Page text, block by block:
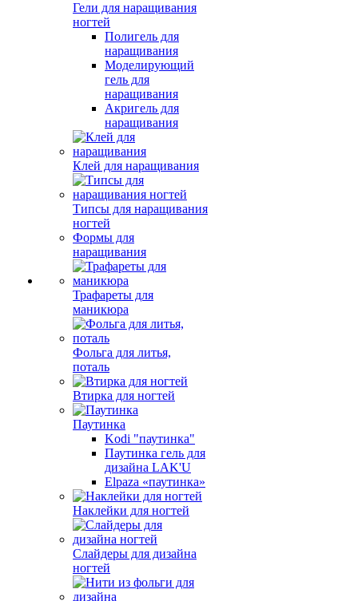
Гели для наращивания
ногтей
Полигель для
наращивания
Моделирующий
гель для
наращивания
Акригель для
наращивания
Клей для наращивания
Типсы для наращивания
ногтей
Формы для
наращивания
Трафареты для
маникюра
Фольга для литья,
поталь
Втирка для ногтей
Паутинка
Kodi "паутинка"
Паутинка гель для
дизайна LAK'U
Elpaza «паутинка»
Наклейки для ногтей
Слайдеры для дизайна
ногтей